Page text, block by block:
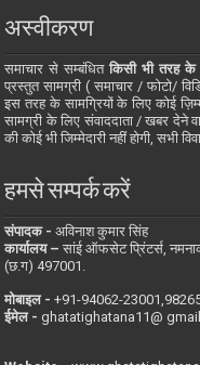
अस्वीकरण
समाचार से सम्बंधितकिसी भी तरह के
प्रस्तुत सामग्री ( समाचार / फोटो/
इस तरह के सामग्रियों के लिए कोई
सामग्री के लिए संवाददाता / खबर देने
की कोई भी जिम्मेदारी नहीं होगी, सभी
हमसे सम्पर्क करें
संपादक -अविनाश कुमार सिंह
कार्यालय –सांई ऑफसेट प्रिंटर्स,
(छ.ग) 497001.
मोबाइल - ‪+91-94062-
ईमेल -ghatatighatana11@